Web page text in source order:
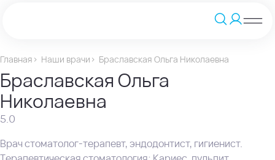
Главная Наши врачи Браславская Ольга Николаевна
Браславская Ольга
Николаевна
5.0
Врач стоматолог-терапевт, эндодонтист, гигиенист.